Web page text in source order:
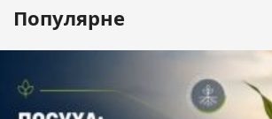
Популярне